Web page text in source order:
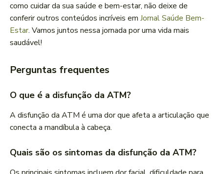
como cuidar da sua saúde e bem-estar, não deixe de
conferir outros conteúdos incríveis em Jornal Saúde Bem-
Estar. Vamos juntos nessa jornada por uma vida mais
saudável!
Perguntas frequentes
O que é a disfunção da ATM?
A disfunção da ATM é uma dor que afeta a articulação que
conecta a mandíbula à cabeça.
Quais são os sintomas da disfunção da ATM?